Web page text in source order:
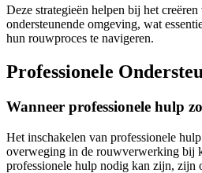
Deze strategieën helpen bij het creëren
ondersteunende omgeving, wat
hun rouwproces te navigeren.
Professionele
Wanneer professionele hulp
Het inschakelen van professionele
overweging in de rouwverwerking bij
professionele hulp nodig kan zijn, zijn